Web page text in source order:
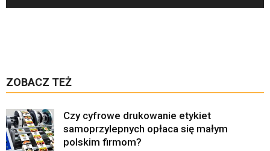
ZOBACZ TEŻ
Czy cyfrowe drukowanie etykiet
samoprzylepnych opłaca się małym
polskim firmom?